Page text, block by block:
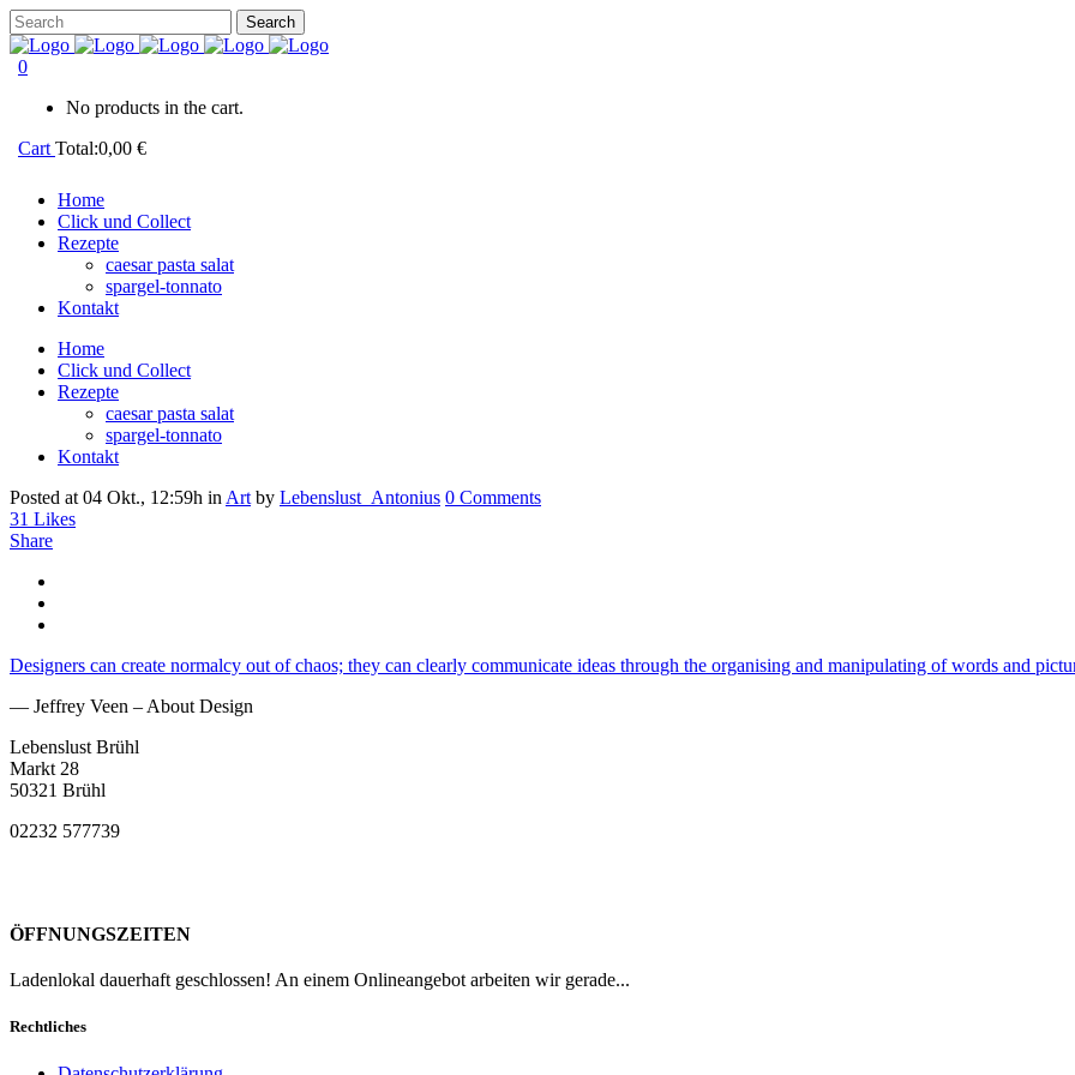
0
No products in the cart.
Cart Total:0,00 €
Home
Click und Collect
Rezepte
caesar pasta salat
spargel-tonnato
Kontakt
Home
Click und Collect
Rezepte
caesar pasta salat
spargel-tonnato
Kontakt
Posted at 04 Okt., 12:59h in Art by Lebenslust_Antonius 0 Comments
31 Likes
Share
Designers can create normalcy out of chaos; they can clearly communicate ideas through the organising and manipulating of words and
— Jeffrey Veen – About Design
Lebenslust Brühl
Markt 28
50321 Brühl
02232 577739
ÖFFNUNGSZEITEN
Ladenlokal dauerhaft geschlossen! An einem Onlineangebot arbeiten wir gerade...
Rechtliches